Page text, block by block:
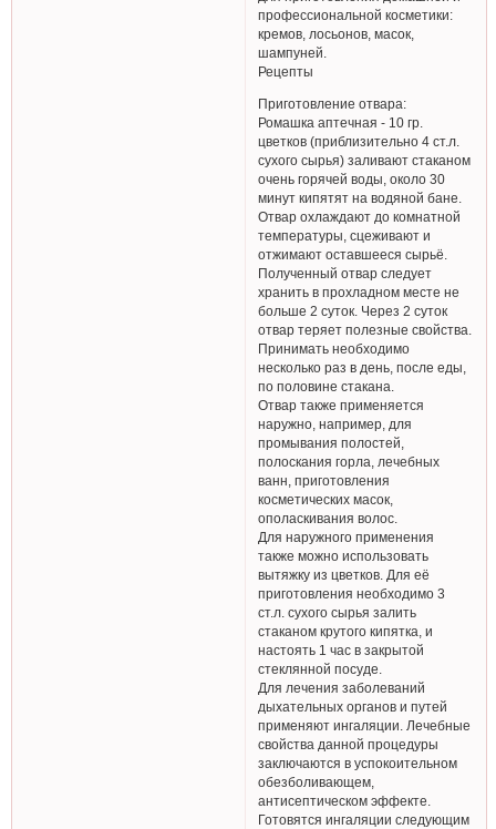
профессиональной косметики:
кремов, лосьонов, масок,
шампуней.
Рецепты
Приготовление отвара:
Ромашка аптечная - 10 гр.
цветков (приблизительно 4 ст.л.
сухого сырья) заливают стаканом
очень горячей воды, около 30
минут кипятят на водяной бане.
Отвар охлаждают до комнатной
температуры, сцеживают и
отжимают оставшееся сырьё.
Полученный отвар следует
хранить в прохладном месте не
больше 2 суток. Через 2 суток
отвар теряет полезные свойства.
Принимать необходимо
несколько раз в день, после еды,
по половине стакана.
Отвар также применяется
наружно, например, для
промывания полостей,
полоскания горла, лечебных
ванн, приготовления
косметических масок,
ополаскивания волос.
Для наружного применения
также можно использовать
вытяжку из цветков. Для её
приготовления необходимо 3
ст.л. сухого сырья залить
стаканом крутого кипятка, и
настоять 1 час в закрытой
стеклянной посуде.
Для лечения заболеваний
дыхательных органов и путей
применяют ингаляции. Лечебные
свойства данной процедуры
заключаются в успокоительном
обезболивающем,
антисептическом эффекте.
Готовятся ингаляции следующим